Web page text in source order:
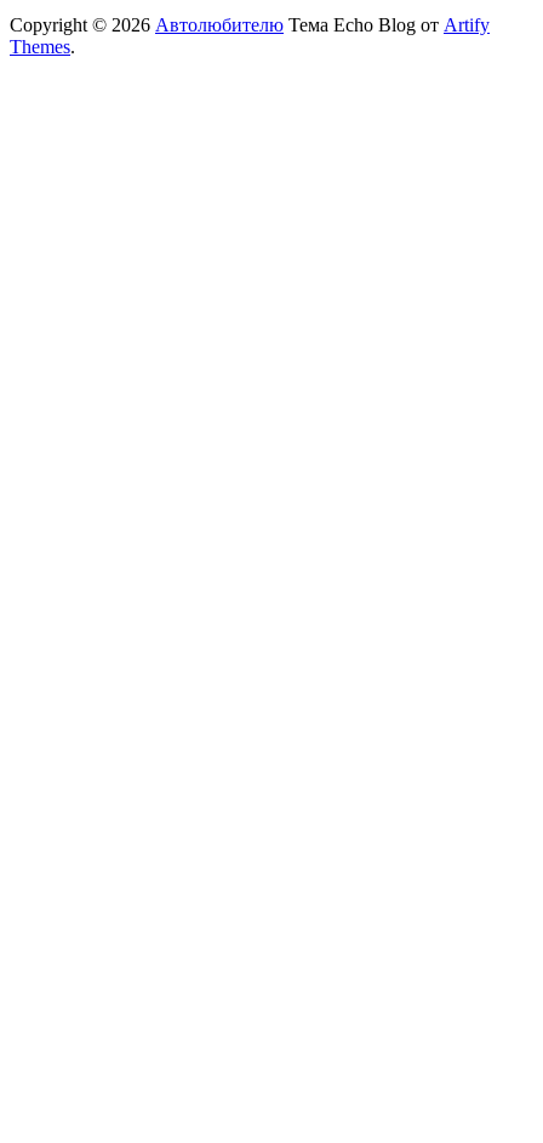
Copyright © 2026 Автолюбителю Тема Echo Blog от Artify
Themes.